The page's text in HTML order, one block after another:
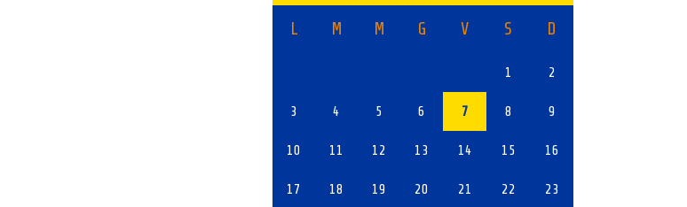
L M M G V S D
1 2
3 4 5 6 7 8 9
10 11 12 13 14 15 16
17 18 19 20 21 22 23